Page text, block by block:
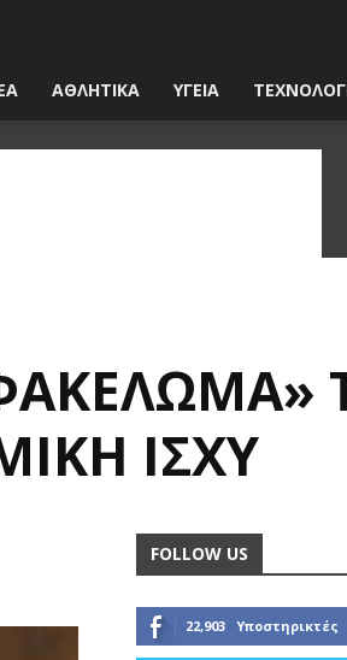
ΑΘΛΗΤΙΚΑ ΥΓΕΙΑ
ΙΣΧΎ
FOLLOW US
22,903 Υποστηρικτές